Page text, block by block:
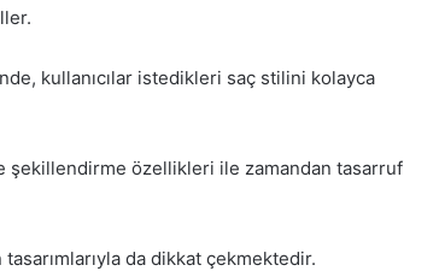
kullanıcılar istedikleri saç stilini kolayca
şekillendirme özellikleri ile zamandan tasarruf
da dikkat çekmektedir.